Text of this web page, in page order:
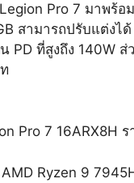
Pro 7 มาพร้อ
สามารถปรับแต่งไ
PD ที่สูงถึง 140W
Pro 7 16ARX8H
Ryzen 9